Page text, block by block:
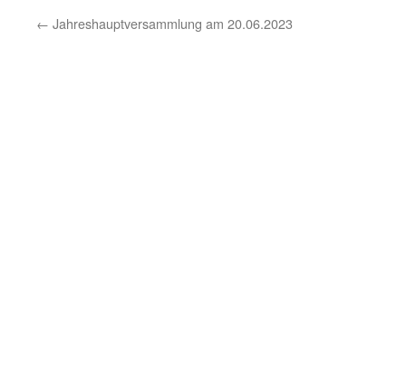
← Jahreshauptversammlung am 20.06.2023